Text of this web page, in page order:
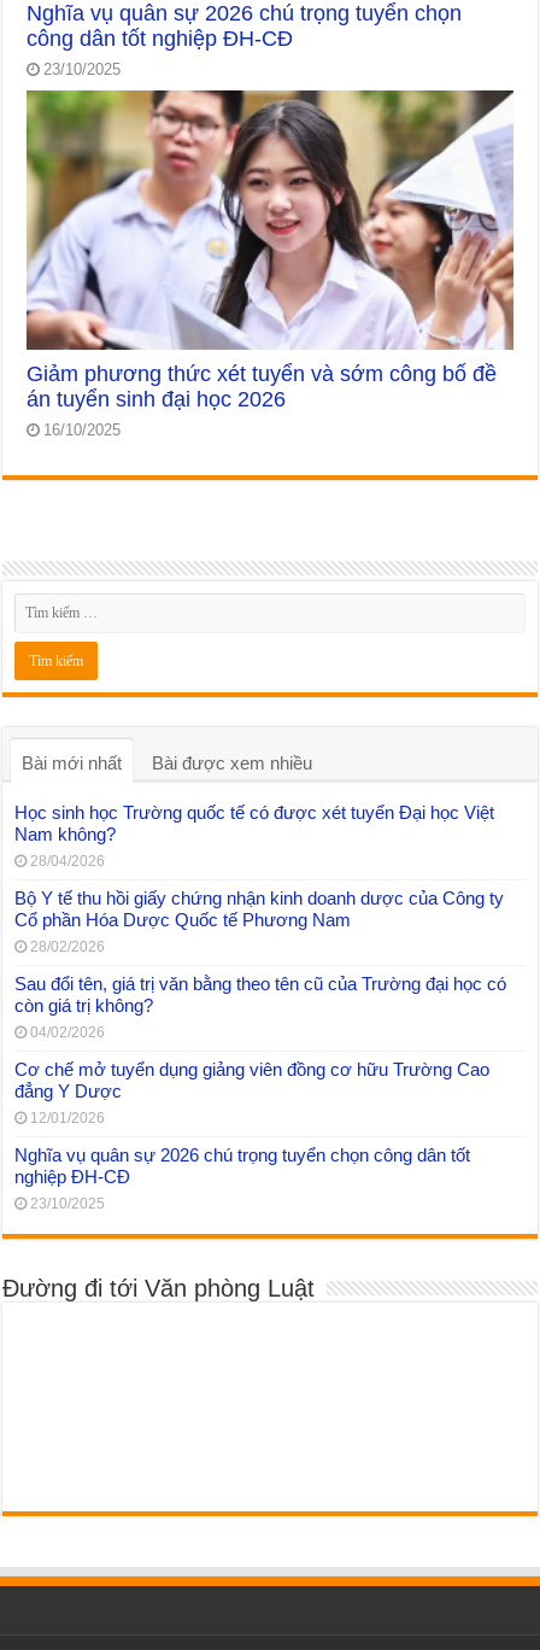
Nghĩa vụ quân sự 2026 chú trọng tuyển chọn
công dân tốt nghiệp ĐH-CĐ
23/10/2025
Giảm phương thức xét tuyển và sớm công bố đề
án tuyển sinh đại học 2026
16/10/2025
Bài mới nhất Bài được xem nhiều
Học sinh học Trường quốc tế có được xét tuyển Đại học Việt
Nam không?
28/04/2026
Bộ Y tế thu hồi giấy chứng nhận kinh doanh dược của Công ty
Cổ phần Hóa Dược Quốc tế Phương Nam
28/02/2026
Sau đổi tên, giá trị văn bằng theo tên cũ của Trường đại học có
còn giá trị không?
04/02/2026
Cơ chế mở tuyển dụng giảng viên đồng cơ hữu Trường Cao
đẳng Y Dược
12/01/2026
Nghĩa vụ quân sự 2026 chú trọng tuyển chọn công dân tốt
nghiệp ĐH-CĐ
23/10/2025
Đường đi tới Văn phòng Luật